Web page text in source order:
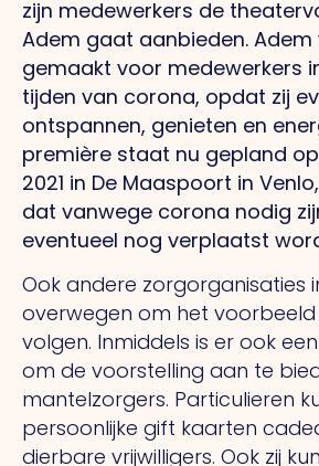
zijn medewerkers de
Adem gaat aanbieden.
gemaakt voor medewerkers
tijden van corona, opdat zij
ontspannen, genieten en
première staat nu gepland
2021 in De Maaspoort in
dat vanwege corona nodig
eventueel nog verplaatst
Ook andere zorgorganisaties
overwegen om het voorbeeld
volgen. Inmiddels is er ook
om de voorstelling aan te
mantelzorgers. Particulieren
persoonlijke gift kaarten
dierbare vrijwilligers. Ook zij